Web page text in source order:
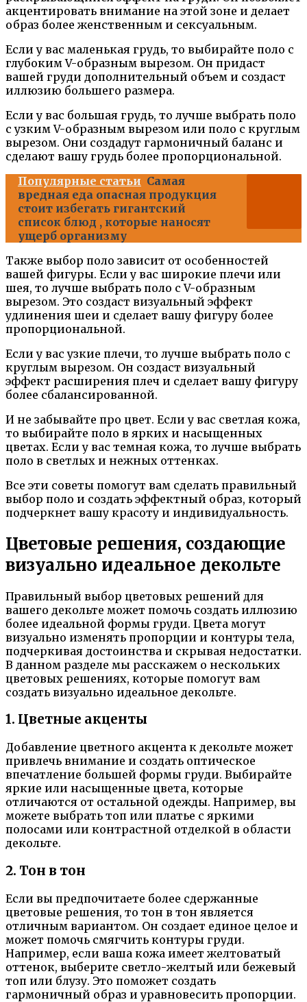
акцентировать внимание на этой зоне и делает
образ более женственным и сексуальным.
Если у вас маленькая грудь, то выбирайте поло с
глубоким V-образным вырезом. Он придаст
вашей груди дополнительный объем и создаст
иллюзию большего размера.
Если у вас большая грудь, то лучше выбрать поло
с узким V-образным вырезом или поло с круглым
вырезом. Они создадут гармоничный баланс и
сделают вашу грудь более пропорциональной.
Популярные статьи Самая
вредная еда опасная продукция
стоит избегать гигантский
список блюд , которые наносят
ущерб организму
Также выбор поло зависит от особенностей
вашей фигуры. Если у вас широкие плечи или
шея, то лучше выбрать поло с V-образным
вырезом. Это создаст визуальный эффект
удлинения шеи и сделает вашу фигуру более
пропорциональной.
Если у вас узкие плечи, то лучше выбрать поло с
круглым вырезом. Он создаст визуальный
эффект расширения плеч и сделает вашу фигуру
более сбалансированной.
И не забывайте про цвет. Если у вас светлая кожа,
то выбирайте поло в ярких и насыщенных
цветах. Если у вас темная кожа, то лучше выбрать
поло в светлых и нежных оттенках.
Все эти советы помогут вам сделать правильный
выбор поло и создать эффектный образ, который
подчеркнет вашу красоту и индивидуальность.
Цветовые решения, создающие
визуально идеальное декольте
Правильный выбор цветовых решений для
вашего декольте может помочь создать иллюзию
более идеальной формы груди. Цвета могут
визуально изменять пропорции и контуры тела,
подчеркивая достоинства и скрывая недостатки.
В данном разделе мы расскажем о нескольких
цветовых решениях, которые помогут вам
создать визуально идеальное декольте.
1. Цветные акценты
Добавление цветного акцента к декольте может
привлечь внимание и создать оптическое
впечатление большей формы груди. Выбирайте
яркие или насыщенные цвета, которые
отличаются от остальной одежды. Например, вы
можете выбрать топ или платье с яркими
полосами или контрастной отделкой в области
декольте.
2. Тон в тон
Если вы предпочитаете более сдержанные
цветовые решения, то тон в тон является
отличным вариантом. Он создает единое целое и
может помочь смягчить контуры груди.
Например, если ваша кожа имеет желтоватый
оттенок, выберите светло-желтый или бежевый
топ или блузу. Это поможет создать
гармоничный образ и уравновесить пропорции.